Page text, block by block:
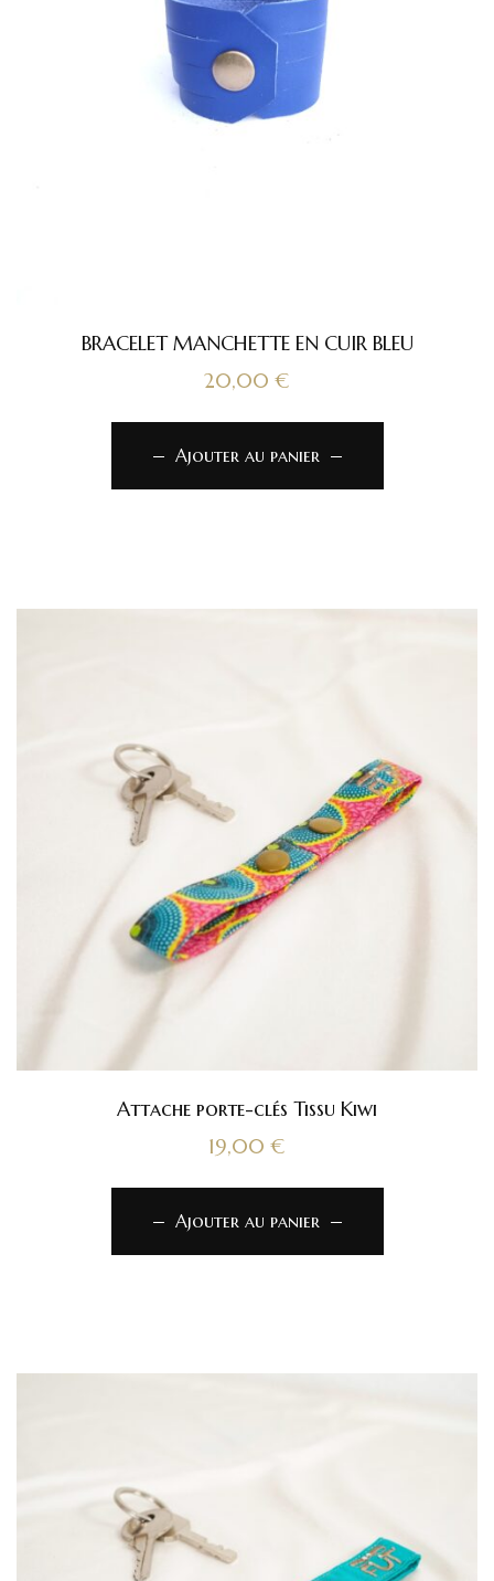
BRACELET MANCHETTE EN CUIR BLEU
20,00 €
Ajouter au panier
Attache porte-clés Tissu Kiwi
19,00 €
Ajouter au panier